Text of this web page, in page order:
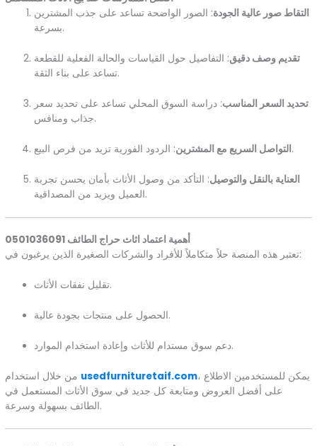
التقاط صور عالية الجودة: الصور الواضحة تساعد على جذب المشترين
بسرعة.
تقديم وصف دقيق: التفاصيل حول القياسات والحالة الفعلية للقطعة
تساعد على بناء الثقة.
تحديد السعر المناسب: دراسة السوق المحلي تساعد على تحديد سعر
جذاب ومنافس.
التواصل السريع مع المشترين: الردود الفورية تزيد من فرص البيع.
العناية بالنقل والتوصيل: التأكد من وصول الأثاث بأمان يحسن تجربة
العميل ويزيد من المصداقية.
أهمية اعتماد اثاث حراج الطائف 0501036091
تعتبر هذه المنصة حلاً متكاملاً للأفراد والشركات الصغيرة الذين يرغبون في:
تقليل نفقات الأثاث.
الحصول على منتجات بجودة عالية.
دعم سوق مستدام للأثاث وإعادة استخدام الموارد.
usedfurnituretaif.com، يمكن للمستخدمين الاطلاع
على أفضل العروض ومتابعة كل جديد في سوق الأثاث المستعمل في
الطائف بسهولة وسرعة.